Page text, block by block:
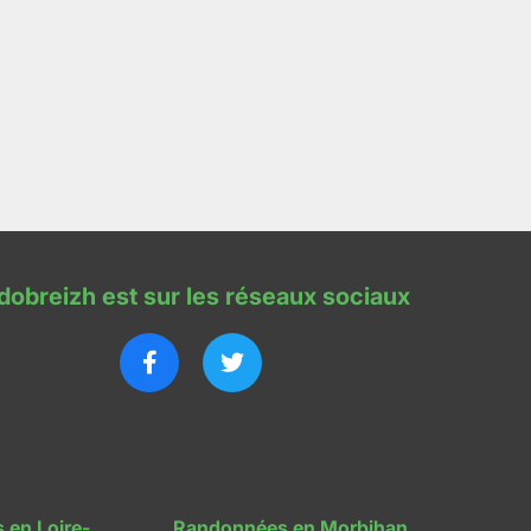
est sur les réseaux sociaux